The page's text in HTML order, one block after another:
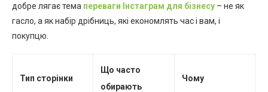
добре лягає тема переваги Інстаграм для бізнесу – не як
гасло, а як набір дрібниць, які економлять час і вам, і
покупцю.
Тип сторінки
Що часто
обирають
Чому